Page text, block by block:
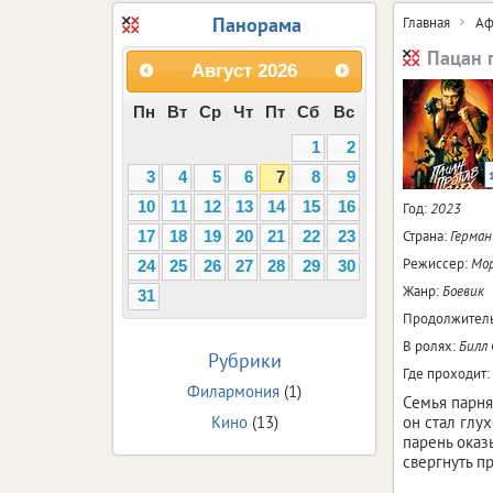
Главная
Пацан
Год:2023
Страна:
Режиссер:
Жанр:Боевик
В ролях:Билл
Где проходит:
Семья
он стал
парень
свергнуть
Панорама
Август 2026
Пн Вт Ср Чт Пт Сб
Вс
1
2
3
4 5 6 7 8
9
10
11 12 13 14 15
16
17
18 19 20 21 22
23
24
25 26 27 28 29
30
31
Рубрики
Филармония (1)
Кино(13)